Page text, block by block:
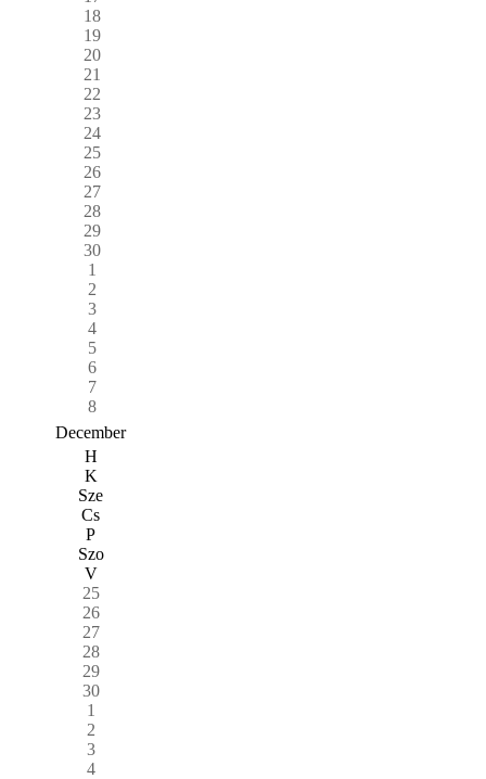
18
19
20
21
22
23
24
25
26
27
28
29
30
1
2
3
4
5
6
7
8
December
H
K
Sze
Cs
P
Szo
V
25
26
27
28
29
30
1
2
3
4